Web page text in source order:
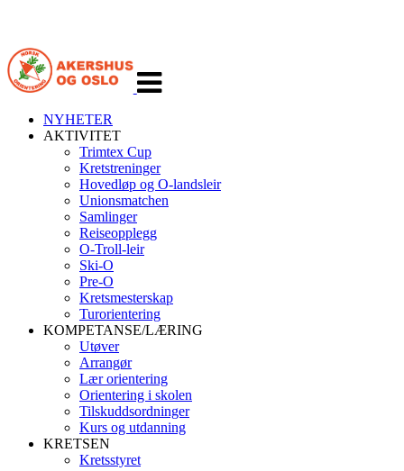
navigasjon
NYHETER
AKTIVITET
Trimtex Cup
Kretstreninger
Hovedløp og O-landsleir
Unionsmatchen
Samlinger
Reiseopplegg
O-Troll-leir
Ski-O
Pre-O
Kretsmesterskap
Turorientering
KOMPETANSE/LÆRING
Utøver
Arrangør
Lær orientering
Orientering i skolen
Tilskuddsordninger
Kurs og utdanning
KRETSEN
Kretsstyret